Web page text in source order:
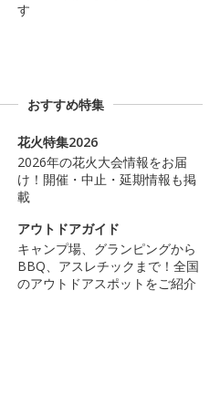
す
おすすめ特集
花火特集2026
2026年の花火大会情報をお届
け！開催・中止・延期情報も掲
載
アウトドアガイド
キャンプ場、グランピングから
BBQ、アスレチックまで！全国
のアウトドアスポットをご紹介